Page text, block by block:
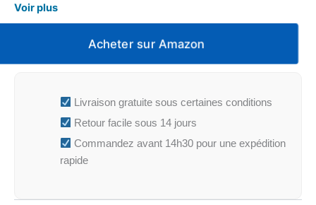
paume et se glisse aussi bien sur un bureau que dans une
Voir plus
Acheter sur Amazon
Livraison gratuite sous certaines conditions
Retour facile sous 14 jours
Commandez avant 14h30 pour une expédition
rapide